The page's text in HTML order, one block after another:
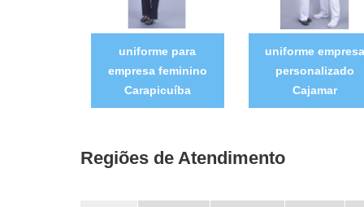
uniforme para
empresa feminino
Carapicuíba
uniforme empresa
personalizado
Cajamar
Regiões de Atendimento